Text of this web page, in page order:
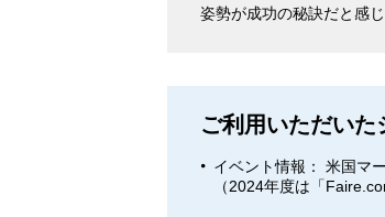
姿勢が成功の秘訣だと感
ご利用いただいた
イベント情報： 米国マ
（2024年度は「